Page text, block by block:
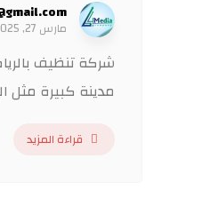
مارس 27, 2025
شركة تنظيف
مدينة كبيرة مثل
قراءة المزيد